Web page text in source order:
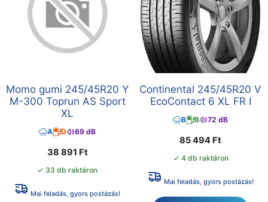
Momo gumi 245/45R20 Y
M-300 Toprun AS Sport
XL
A D 69 dB
38 891 Ft
✓ 33 db raktáron
Mai feladás, gyors postázás!
Continental 245/45R20 V
EcoContact 6 XL FR I
B B 72 dB
85 494 Ft
✓ 4 db raktáron
Mai feladás, gyors postázás!